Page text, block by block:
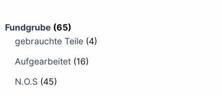
Fundgrube (65)
gebrauchte Teile (4)
Aufgearbeitet (16)
N.O.S (45)